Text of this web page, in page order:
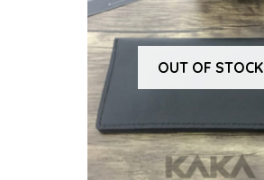
OUT OF STOCK